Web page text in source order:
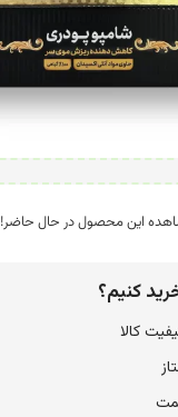
کلیک کنید
این محصول در حال حاضر!
کنیم؟
کالا